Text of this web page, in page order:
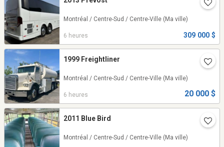
Montréal / Centre-Sud / Centre-Ville (Ma ville)
6 heures 309 000 $
1999 Freightliner
Montréal / Centre-Sud / Centre-Ville (Ma ville)
6 heures 20 000 $
2011 Blue Bird
Montréal / Centre-Sud / Centre-Ville (Ma ville)